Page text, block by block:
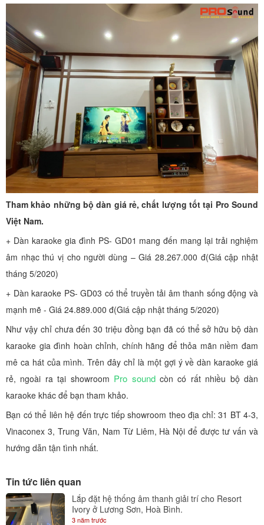
Tham khảo những bộ dàn giá rẻ, chất lượng tốt tại Pro Sound
Việt Nam.
+ Dàn karaoke gia đình PS- GD01 mang đến mang lại trải nghiệm
âm nhạc thú vị cho người dùng – Giá 28.267.000 đ(Giá cập nhật
tháng 5/2020)
+ Dàn karaoke PS- GD03 có thể truyền tải âm thanh sống động và
mạnh mẽ - Giá 24.889.000 đ(Giá cập nhật tháng 5/2020)
Như vậy chỉ chưa đến 30 triệu đồng bạn đã có thể sở hữu bộ dàn
karaoke gia đình hoàn chỉnh, chính hãng để thỏa mãn niềm đam
mê ca hát của mình. Trên đây chỉ là một gợi ý về dàn karaoke giá
rẻ, ngoài ra tại showroom Pro soundcòn có rất nhiều bộ dàn
karaoke khác để bạn tham khảo.
Bạn có thể liên hệ đến trực tiếp showroom theo địa chỉ: 31 BT 4-3,
Vinaconex 3, Trung Văn, Nam Từ Liêm, Hà Nội để được tư vấn và
hướng dẫn tận tình nhất.
Tin tức liên quan
Lắp đặt hệ thống âm thanh giải trí cho Resort
Ivory ở Lương Sơn, Hoà Bình.
3 năm trước